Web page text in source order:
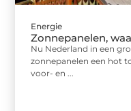
Energie
Zonnepanelen,
Nu Nederland in een
zonnepanelen een hot
voor- en ...